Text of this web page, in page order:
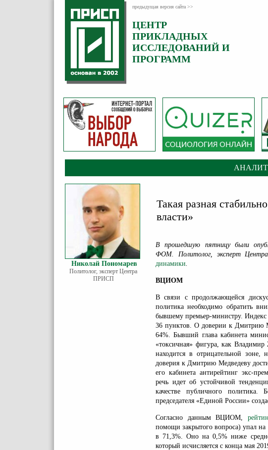
предыдущая версия сайта >>
ЦЕНТР
ПРИКЛАДНЫХ
ИССЛЕДОВАНИЙ И
ПРОГРАММ
Николай Пономарев
Политолог, эксперт Центра
ПРИСП
Такая разная
власти»
В прошедшую пятницу были
ФОМ. Политолог, эксперт
динамики.
ВЦИОМ
В связи с продолжающейся
политика необходимо обратить
бывшему премьер-министру. Индекс
36 пунктов. О доверии к Дмитрию
64%. Бывший глава кабинета
«токсичная» фигура, как
находится в отрицательной
доверия к Дмитрию Медведеву
его кабинета антирейтинг экс-
речь идет об устойчивой
качестве публичного
председателя «Единой России»
Согласно данным ВЦИОМ,
помощи закрытого вопроса) упал на
в 71,3%. Оно на 0,5% ниже
который исчисляется с конца мая